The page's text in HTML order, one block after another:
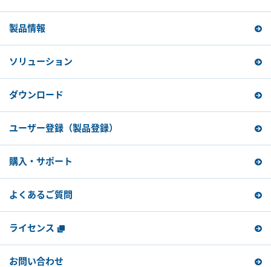
製品情報
ソリューション
ダウンロード
ユーザー登録 （製品登録）
購入・サポート
よくあるご質問
ライセンス
お問い合わせ